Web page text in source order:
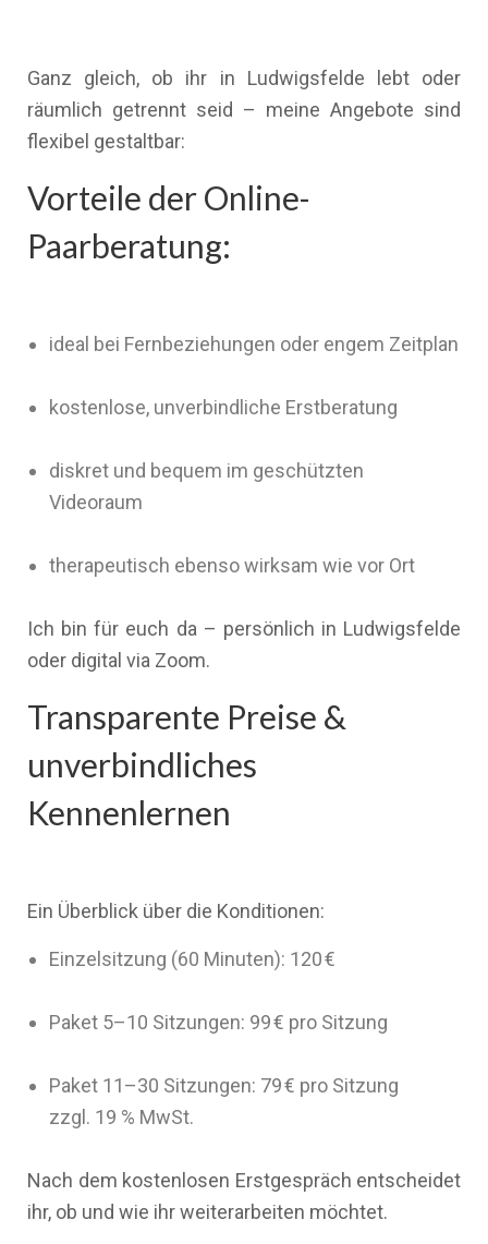
Ganz gleich, ob ihr in Ludwigsfelde lebt oder
räumlich getrennt seid – meine Angebote sind
flexibel gestaltbar:
Vorteile der Online-
Paarberatung:
ideal bei Fernbeziehungen oder engem Zeitplan
kostenlose, unverbindliche Erstberatung
diskret und bequem im geschützten
Videoraum
therapeutisch ebenso wirksam wie vor Ort
Ich bin für euch da – persönlich in Ludwigsfelde
oder digital via Zoom.
Transparente Preise &
unverbindliches
Kennenlernen
Ein Überblick über die Konditionen:
Einzelsitzung (60 Minuten): 120 €
Paket 5–10 Sitzungen: 99 € pro Sitzung
Paket 11–30 Sitzungen: 79 € pro Sitzung
zzgl. 19 % MwSt.
Nach dem kostenlosen Erstgespräch entscheidet
ihr, ob und wie ihr weiterarbeiten möchtet.